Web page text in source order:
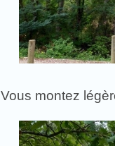
Vous montez